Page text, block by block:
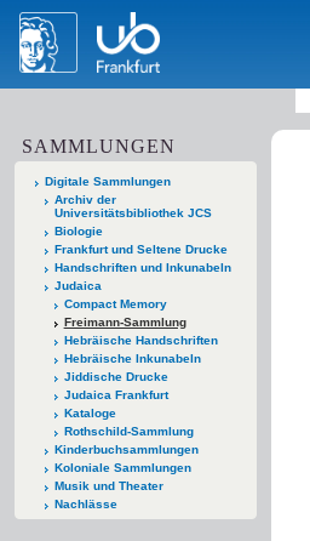
SAMMLUNGEN
Digitale Sammlungen
Archiv der
Universitätsbibliothek JCS
Biologie
Frankfurt und Seltene Drucke
Handschriften und Inkunabeln
Judaica
Compact Memory
Freimann-Sammlung
Hebräische Handschriften
Hebräische Inkunabeln
Jiddische Drucke
Judaica Frankfurt
Kataloge
Rothschild-Sammlung
Kinderbuchsammlungen
Koloniale Sammlungen
Musik und Theater
Nachlässe